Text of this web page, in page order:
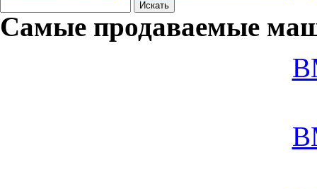
Самые продаваемые